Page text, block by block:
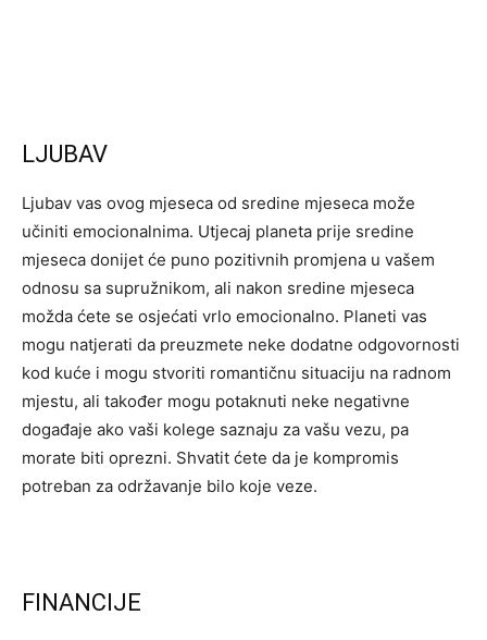
LJUBAV
Ljubav vas ovog mjeseca od sredine mjeseca može
učiniti emocionalnima. Utjecaj planeta prije sredine
mjeseca donijet će puno pozitivnih promjena u vašem
odnosu sa supružnikom, ali nakon sredine mjeseca
možda ćete se osjećati vrlo emocionalno. Planeti vas
mogu natjerati da preuzmete neke dodatne odgovornosti
kod kuće i mogu stvoriti romantičnu situaciju na radnom
mjestu, ali također mogu potaknuti neke negativne
događaje ako vaši kolege saznaju za vašu vezu, pa
morate biti oprezni. Shvatit ćete da je kompromis
potreban za održavanje bilo koje veze.
FINANCIJE